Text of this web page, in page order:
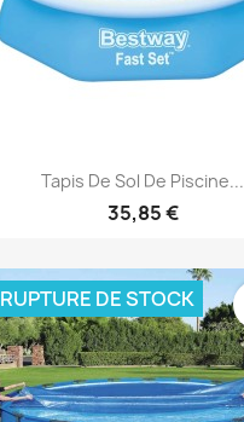
Tapis De Sol De Piscine...
35,85 €
RUPTURE DE STOCK